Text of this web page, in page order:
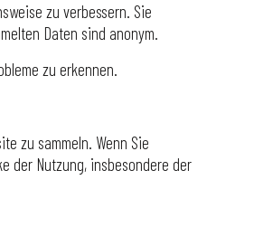
zu verbessern. Sie
Daten sind anonym.
zu erkennen.
zu sammeln. Wenn Sie
der Nutzung, insbesondere der